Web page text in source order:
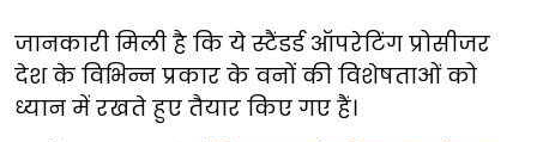
जानकारी मिली है कि ये स्टैंडर्ड ऑपरेटिंग प्रोसीजर
देश के विभिन्न प्रकार के वनों की विशेषताओं को
ध्यान में रखते हुए तैयार किए गए हैं।